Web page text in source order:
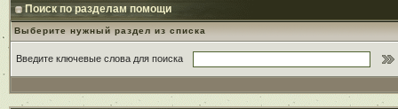
Поиск по разделам помощи
Выберите нужный раздел из списка
Введите ключевые слова для поиска